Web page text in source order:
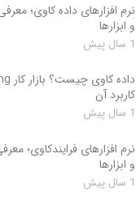
نرم افزارهای داده کاوی؛
و ابزارها
1 سال پیش
کاربرد آن
1 سال پیش
نرم افزارهای فرایندکاوی؛
و ابزارها
1 سال پیش